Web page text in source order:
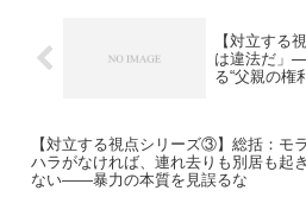
【対立する
は違法だ」
る“父親の権
【対立する視点シリーズ③】総括：モラ
ハラがなければ、連れ去りも別居も起き
ない——暴力の本質を見誤るな